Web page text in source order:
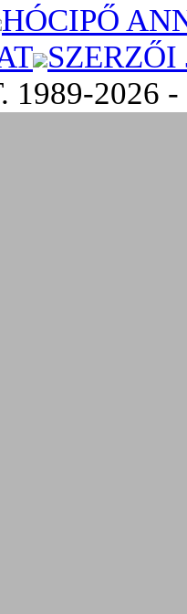
HÓCIPŐ
SZERZŐI
1989-2026